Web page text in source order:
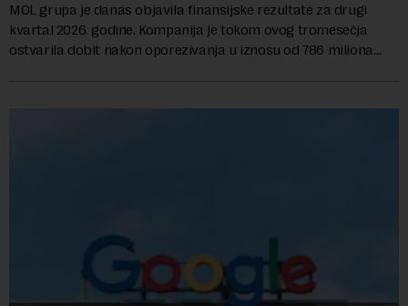
MOL grupa je danas objavila finansijske rezultate za drugi
kvartal 2026. godine. Kompanija je tokom ovog tromesečja
ostvarila dobit nakon oporezivanja u iznosu od 786 miliona